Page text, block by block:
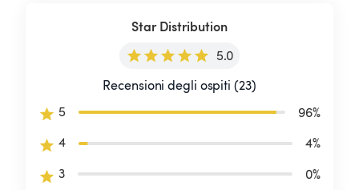
Star Distribution
5.0
Recensioni degli ospiti (23)
5
96%
4
4%
3
0%